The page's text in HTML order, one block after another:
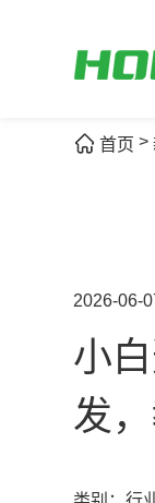
首页 >
2026-06-
小
发